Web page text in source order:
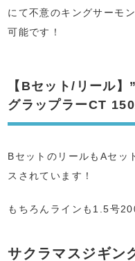
にて不意のキングサーモ
可能です！
【Bセット/リール
グラップラーCT
BセットのリールもAセッ
スされています！
もちろんラインも1.5号
サクラマスジギン